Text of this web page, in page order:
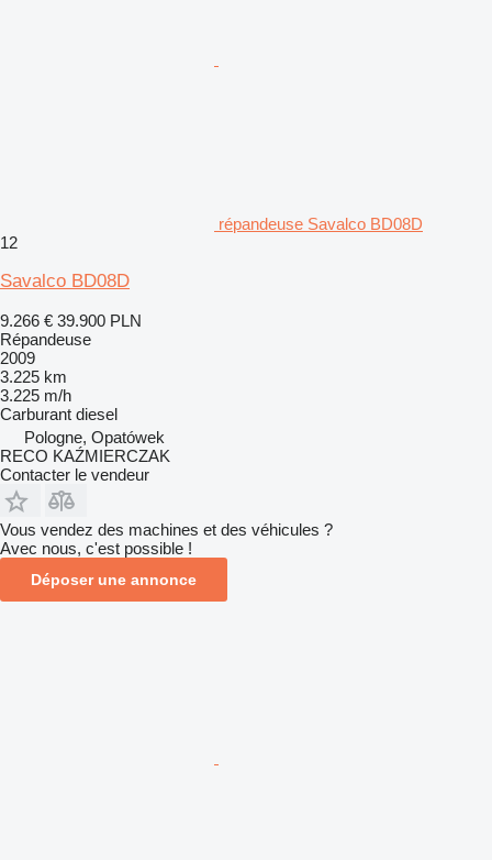
répandeuse Savalco BD08D
12
Savalco BD08D
9.266 € 39.900 PLN
Répandeuse
2009
3.225 km
3.225 m/h
Carburant diesel
Pologne, Opatówek
RECO KAŹMIERCZAK
Contacter le vendeur
Vous vendez des machines et des véhicules ?
Avec nous, c'est possible !
Déposer une annonce